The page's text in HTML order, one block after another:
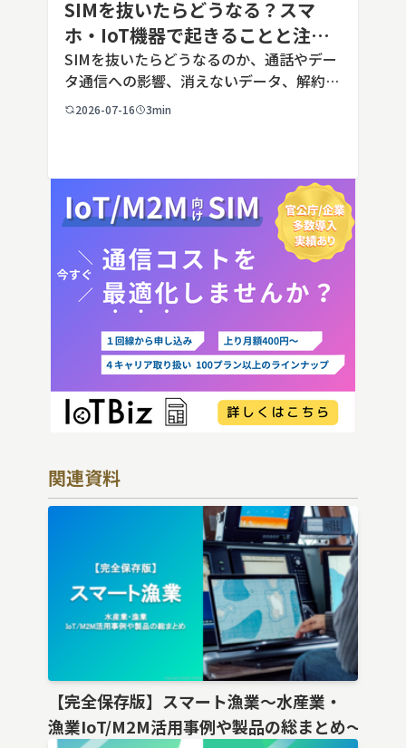
SIMを抜いたらどうなる？スマ
ホ・IoT機器で起きることと注意
点を解説
SIMを抜いたらどうなるのか、通話やデー
タ通信への影響、消えないデータ、解約や
端末譲渡時の注意点を整理。さらに法人・
2026-07-16 3min
関連資料
【完全保存版】スマート漁業〜水産業・
漁業IoT/M2M活用事例や製品の総まとめ〜